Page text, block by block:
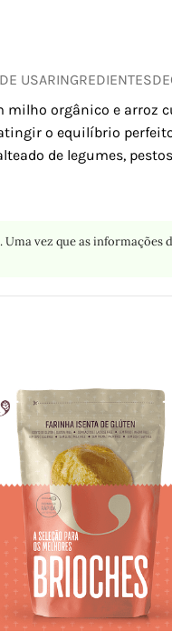
USARINGREDIENTES
orgânico e arroz
o equilíbrio
de legumes,
vez que as